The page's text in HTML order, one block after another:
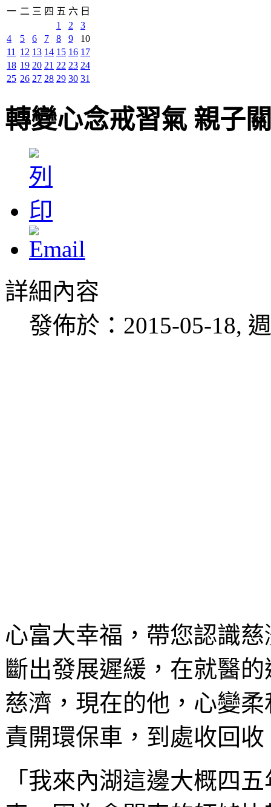
一 二 三 四 五 六 日
1
2
3
4
5 6 7 8 9
10
11
12 13 14 15 16 17
18 19 20 21 22 23 24
25 26 27 28 29 30 31
轉變心念戒習氣 親子
詳細內容
發佈於：2015-05-18,
心富大幸福，帶您認識
斷出發展遲緩，在就醫
慈濟，現在的他，心變
責開環保車，到處收回收
「我來內湖這邊大概四